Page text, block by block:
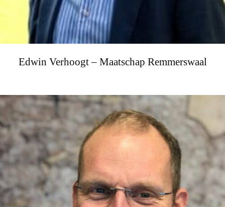
Edwin Verhoogt – Maatschap Remmerswaal